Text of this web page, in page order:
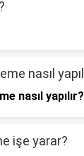
nasıl yapılır?